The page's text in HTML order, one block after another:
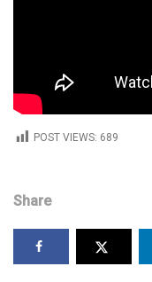
POST VIEWS: 689
Share